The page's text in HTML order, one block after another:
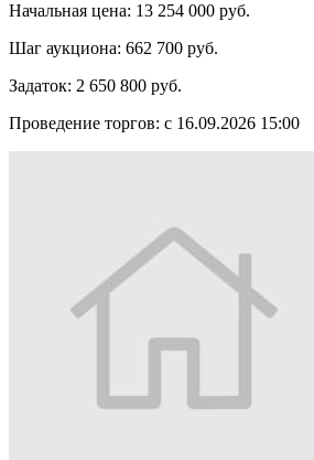
Начальная цена: 13 254 000 руб.
Шаг аукциона: 662 700 руб.
Задаток: 2 650 800 руб.
Проведение торгов: с 16.09.2026 15:00